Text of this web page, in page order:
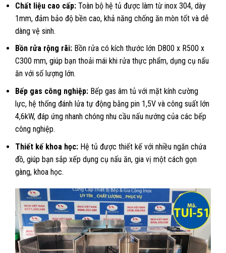
Chất liệu cao cấp: Toàn bộ hệ tủ được làm từ inox 304, dày
1mm, đảm bảo độ bền cao, khả năng chống ăn mòn tốt và dễ
dàng vệ sinh.
Bồn rửa rộng rãi: Bồn rửa có kích thước lớn D800 x R500 x
C300 mm, giúp bạn thoải mái khi rửa thực phẩm, dụng cụ nấu
ăn với số lượng lớn.
Bếp gas công nghiệp: Bếp gas âm tủ với mặt kính cường
lực, hệ thống đánh lửa tự động bằng pin 1,5V và công suất lớn
4,6kW, đáp ứng nhanh chóng nhu cầu nấu nướng của các bếp
công nghiệp.
Thiết kế khoa học: Hệ tủ được thiết kế với nhiều ngăn chứa
đồ, giúp bạn sắp xếp dụng cụ nấu ăn, gia vị một cách gọn
gàng, khoa học.